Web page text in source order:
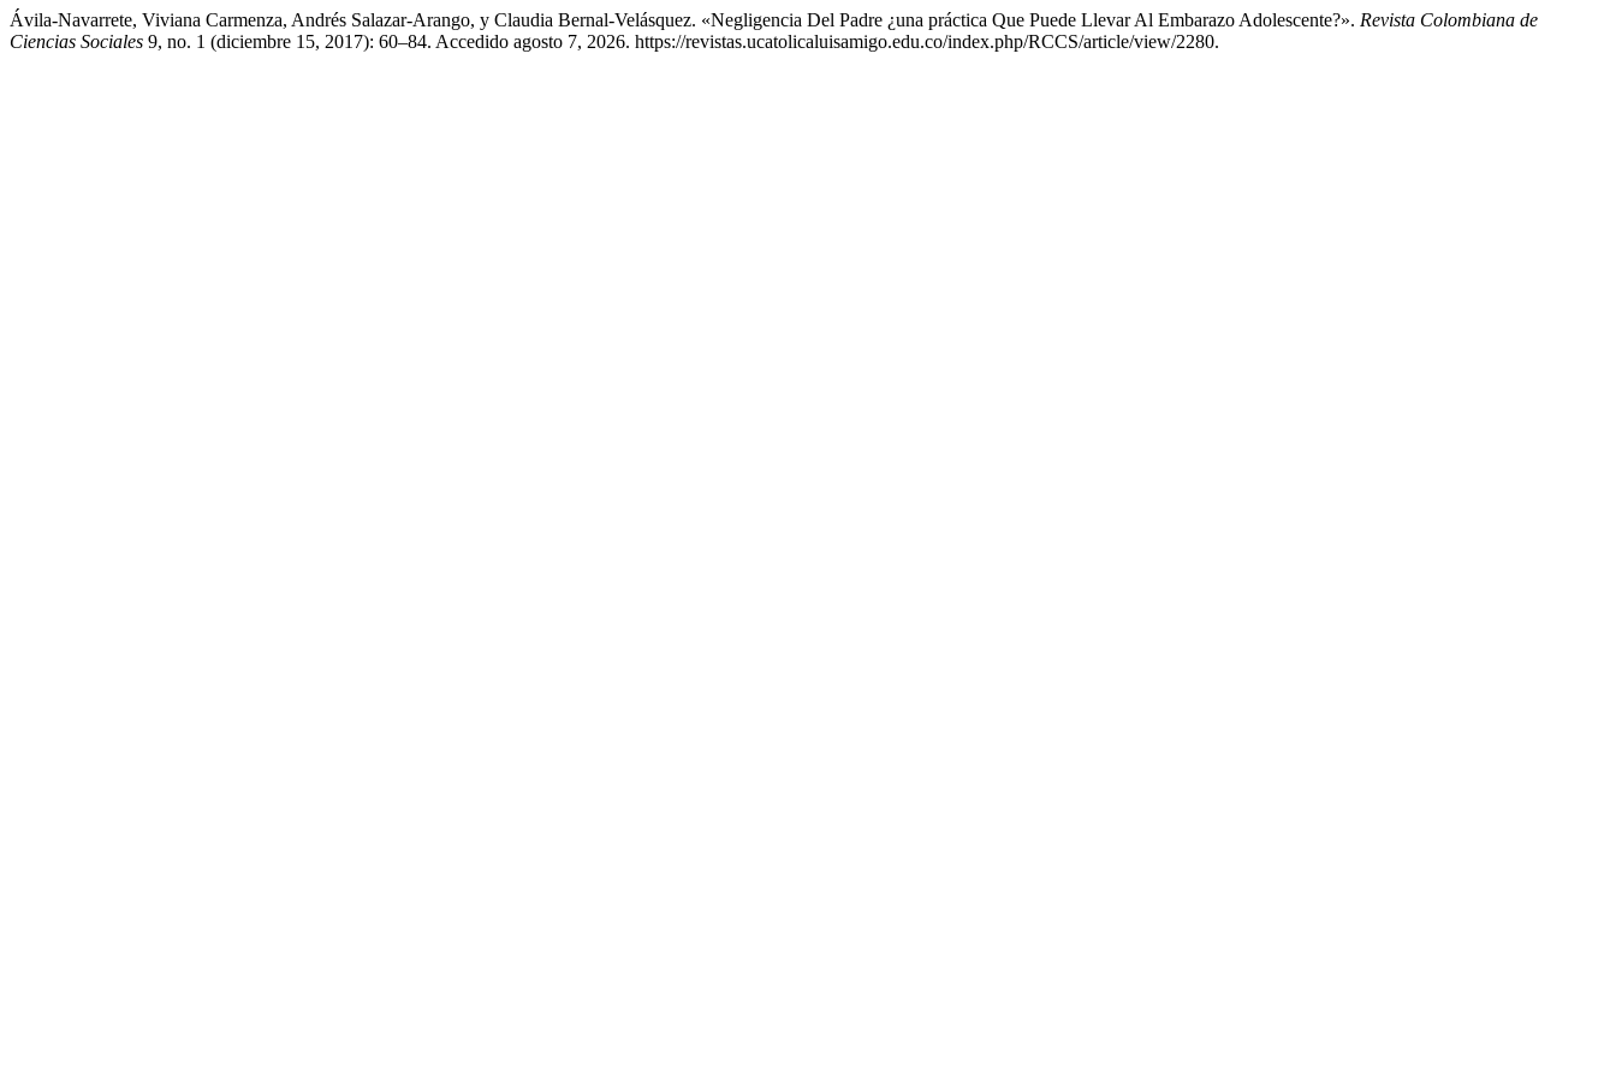
Ávila-Navarrete, Viviana Carmenza, Andrés Salazar-Arango, y Claudia Bernal-Velásquez. «Negligencia Del Padre ¿una práctica Que Puede Llevar Al Embarazo Adolescente?». Revista Colombiana de
Ciencias Sociales 9, no. 1 (diciembre 15, 2017): 60–84. Accedido agosto 7, 2026. https://revistas.ucatolicaluisamigo.edu.co/index.php/RCCS/article/view/2280.